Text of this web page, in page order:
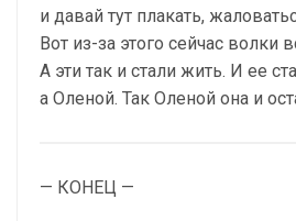
и давай тут плакать,
Вот из-за этого сейчас волки
А эти так и стали жить. И ее
а Оленой. Так Оленой она и
— КОНЕЦ —